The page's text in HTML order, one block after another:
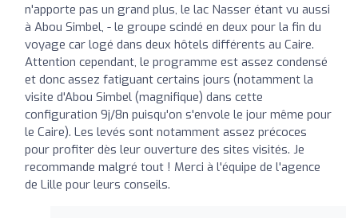
n'apporte pas un grand plus, le lac Nasser étant vu aussi
à Abou Simbel, - le groupe scindé en deux pour la fin du
voyage car logé dans deux hôtels différents au Caire.
Attention cependant, le programme est assez condensé
et donc assez fatiguant certains jours (notamment la
visite d'Abou Simbel (magnifique) dans cette
configuration 9j/8n puisqu'on s'envole le jour même pour
le Caire). Les levés sont notamment assez précoces
pour profiter dès leur ouverture des sites visités. Je
recommande malgré tout ! Merci à l'équipe de l'agence
de Lille pour leurs conseils.